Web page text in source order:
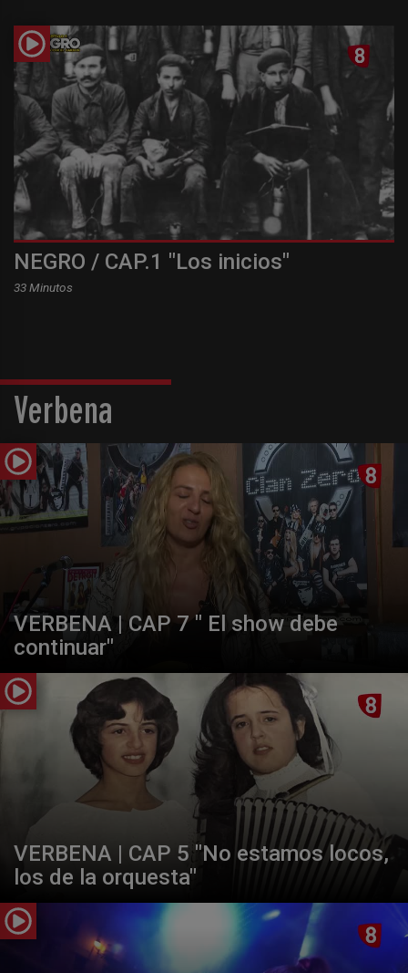
NEGRO / CAP.1 "Los inicios"
33 Minutos
Verbena
VERBENA | CAP 7 " El show debe
continuar"
VERBENA | CAP 5 "No estamos locos,
los de la orquesta"